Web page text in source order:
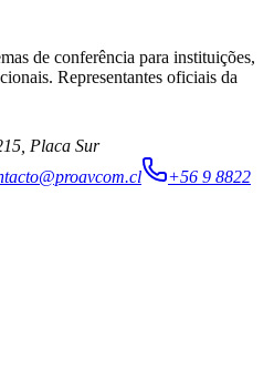
de conferência para instituições,
Representantes oficiais da
Placa Sur
+56 9 8822